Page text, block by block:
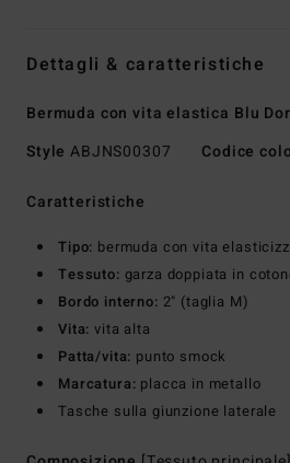
Dettagli & caratteristiche
Bermuda con vita elastica Blu
Style ABJNS00307 Codice
Caratteristiche
Tipo: bermuda con vita
Tessuto: garza doppiata in
Bordo interno: 2" (taglia M)
Vita: vita alta
Patta/vita: punto smock
Marcatura: placca in metallo
Tasche sulla giunzione laterale